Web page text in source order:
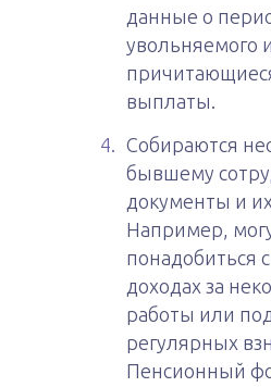
данные о
увольняемого и
выплаты.
Собираются
бывшему
документы и
Например,
понадобиться
доходах за
работы или
регулярных
Пенсионный